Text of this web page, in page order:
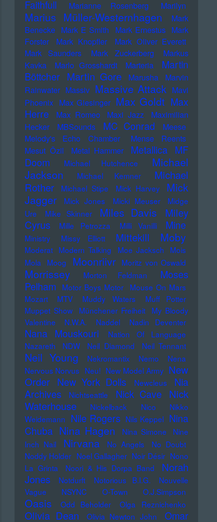
Faithfull
Marianne Rosenberg Marilyn
Marius Müller-Westernhagen
Mark
Benecke Mark E Smith Mark Ernestus Mark
Forster
Mark Knopfler
Mark Oliver Everett
Mark Saunders
Mark Zuckerberg
Markus
Kavka
Marlo Grosshardt Marteria
Martin
Böttcher Martin Gore Marusha
Marvin
Rainwater Massiv Massive Attack Mavi
Phoenix Max Giesinger Max Goldt Max
Herre
Max Romeo Maxi Jazz
Maximilian
Hecker
MBSounds MC Conrad
Meese
Melody's Echo Chamber
Mense Reents
Mesut Özil
Metal Hammer Metallica MF
Doom
Michael Hutchence
Michael
Jackson
Michael Kemner
Michael
Rother
Michael Stipe Mick Harvey
Mick
Jagger
Mick Jones Micki Meuser
Midge
Ure
Mike Skinner Miles Davis
Miley
Cyrus
Mille Petrozza Milli Vanilli Mine
Ministry Missy Elliott Mittekill Moby
Moderat Modern Talking Moe Jacksch
Mois
Mola
Moog Moonriivr Moritz von Oswald
Morrissey Morton Feldman
Moses
Pelham
Motor Boys Motor
Mouse On Mars
Mozart
MTV Muddy Waters
Muff Potter
Muppet Show
Münchener Freiheit
My Bloody
Valentine
N.W.A. Naddel Nadin Deventer
Nana Mouskouri
Nation Of Language
Nazareth
NDW Neil Diamond Neil Tennant
Neil Young Nekromantix Nemo
Nena
Nervous Norvus Neu! New Model Army New
Order New York Dolls Newcleus
Nia
Archives
Nichtseattle Nick Cave
Nick
Waterhouse
Nickelback Nico
Nikko
Weidemann Nile Rogers Nils Keppel Nina
Chuba Nina Hagen Nina Simone
Nine
Inch Nail
Nirvana No Angels
No Doubt
Noddy Holder Noel Gallagher Noir Désir Nono
La Grinta
Noori & His Dorpa Band
Norah
Jones
Notdurft Notorious B.I.G.
Nouvelle
Vague
NSYNC O-Town O.J.Simpson
Oasis Odd Beholder Olga Reznichenko
Olivia Dean Olivia Newton John
Omar